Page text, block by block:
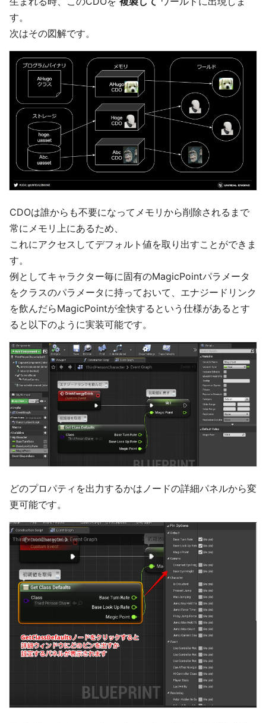
す。
次はその図解です。
CDOは誰からも不要になってメモリから削除されるまで
常にメモリ上にあるため、
これにアクセスしてデフォルト値を取り出すことができま
す。
例としてキャラクター毎に固有のMagicPointパラメータ
をクラスのパラメータに持っておいて、エナジードリンク
を飲んだらMagicPointが全快するという仕様があるとす
ると以下のように実装可能です。
どのプロパティを出力するかはノードの詳細パネルから変
更可能です。